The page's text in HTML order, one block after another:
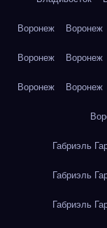
Воронеж Воронеж
Воронеж Воронеж
Воронеж Воронеж
Габриэль
Габриэль
Габриэль